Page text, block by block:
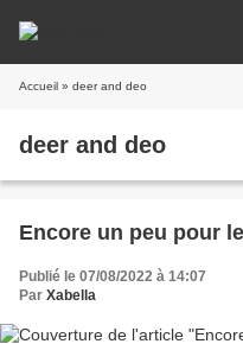
Accueil » deer and deo
deer and deo
Encore un peu pour
Publié le 07/08/2022 à 14:07
Par Xabella